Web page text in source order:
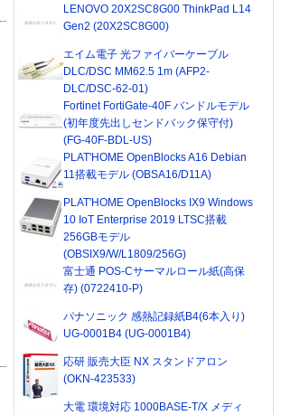
LENOVO 20X2SC8G00 ThinkPad L14
Gen2 (20X2SC8G00)
エイム電子 光ファイバーケーブル
DLC/DSC MM62.5 1m (AFP2-
DLC/DSC-62-01)
Fortinet FortiGate-40F バンドルモデル
(初年度先出しセンドバック保守付)
(FG-40F-BDL-US)
PLAT'HOME OpenBlocks A16 Debian
11搭載モデル (OBSA16/D11A)
PLAT'HOME OpenBlocks IX9 Windows
10 IoT Enterprise 2019 LTSC搭載
256GBモデル
(OBSIX9/W/L1809/256G)
富士通 POS-Cサーマルロール紙(高保
存) (0722410-P)
パナソニック 感熱記録紙B4(6本入り)
UG-0001B4 (UG-0001B4)
応研 販売大臣 NX スタンドアロン
(OKN-423533)
大電 環境対応 1000BASE-T/X メディ